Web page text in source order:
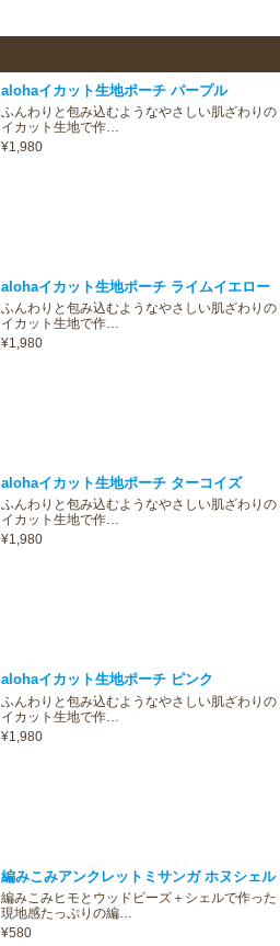
alohaイカット生地ポーチ パープル
ふんわりと包み込むようなやさしい肌ざわりの
イカット生地で作…
¥1,980
alohaイカット生地ポーチ ライムイエロー
ふんわりと包み込むようなやさしい肌ざわりの
イカット生地で作…
¥1,980
alohaイカット生地ポーチ ターコイズ
ふんわりと包み込むようなやさしい肌ざわりの
イカット生地で作…
¥1,980
alohaイカット生地ポーチ ピンク
ふんわりと包み込むようなやさしい肌ざわりの
イカット生地で作…
¥1,980
編みこみアンクレットミサンガ ホヌシェル
編みこみヒモとウッドビーズ＋シェルで作った
現地感たっぷりの編…
¥580